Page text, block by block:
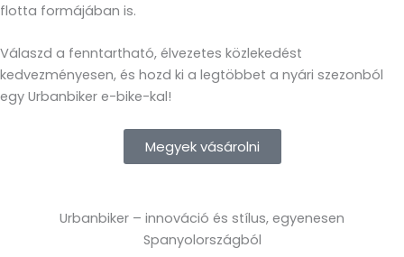
flotta formájában is.
Válaszd a fenntartható, élvezetes közlekedést
kedvezményesen, és hozd ki a legtöbbet a nyári szezonból
egy Urbanbiker e-bike-kal!
Megyek vásárolni
Urbanbiker – innováció és stílus, egyenesen
Spanyolországból